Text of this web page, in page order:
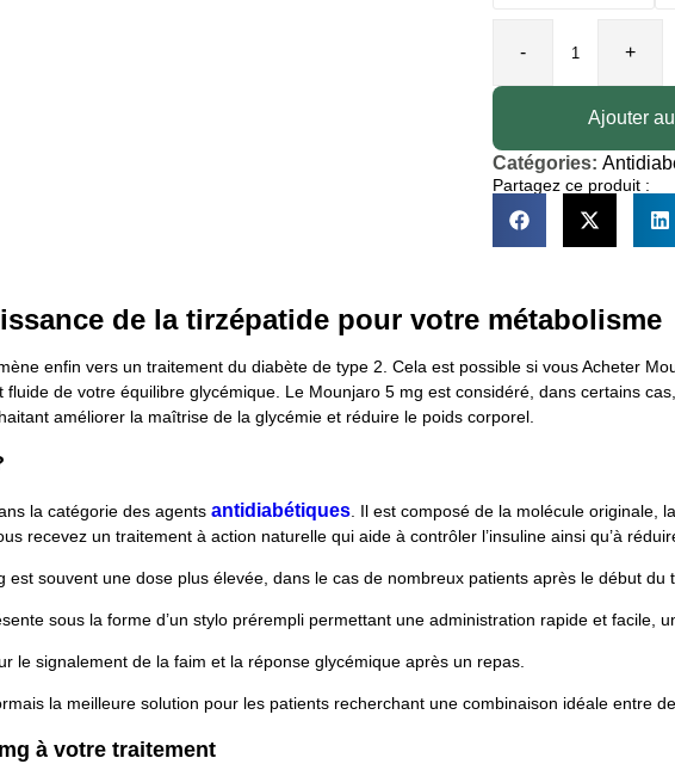
- +
Ajouter
Catégories:
Partagez ce produit :
de la tirzépatide pour votre métabolisme
enfin vers un traitement du diabète de type 2. Cela est possible si vous Acheter
de votre équilibre glycémique. Le Mounjaro 5 mg est considéré, dans certains
améliorer la maîtrise de la glycémie et réduire le poids corporel.
la catégorie des agents antidiabétiques. Il est composé de la molécule originale,
recevez un traitement à action naturelle qui aide à contrôler l’insuline ainsi qu’à
est souvent une dose plus élevée, dans le cas de nombreux patients après le début du
sous la forme d’un stylo prérempli permettant une administration rapide et
le signalement de la faim et la réponse glycémique après un repas.
la meilleure solution pour les patients recherchant une combinaison idéale entre
à votre traitement